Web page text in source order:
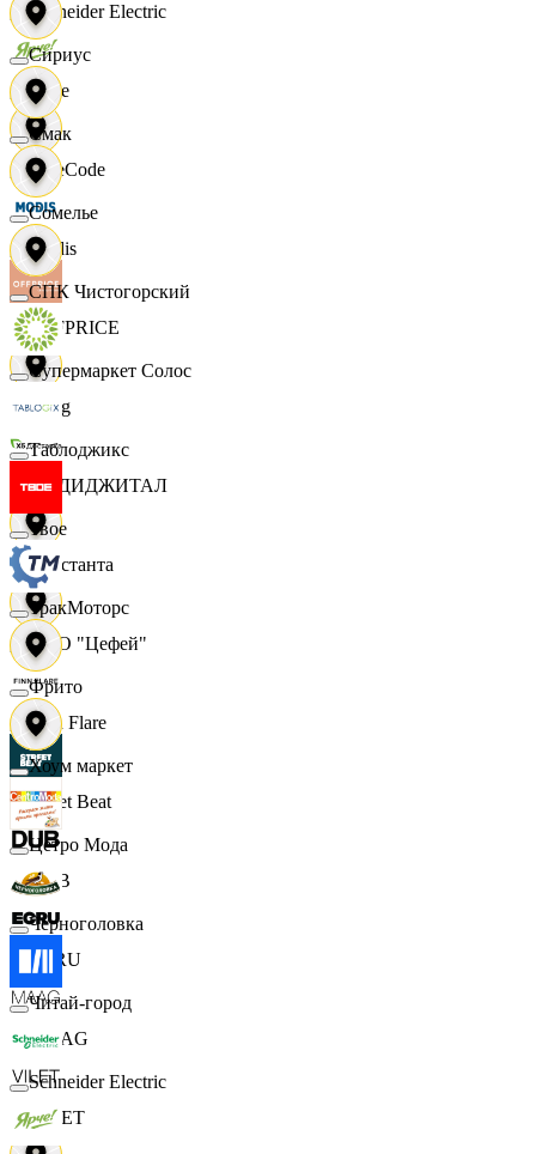
Schneider Electric
Ярче
FaceCode
Modis
OFFPRICE
string
X5 ДИДЖИТАЛ
Константа
ООО "Цефей"
Finn Flare
Street Beat
DUB
ECRU
MAAG
VILET
Сириус
Смак
Сомелье
СПК Чистогорский
Супермаркет Солос
Таблоджикс
Твое
ТракМоторс
Фрито
Хоум маркет
Цетро Мода
Черноголовка
Читай-город
Schneider Electric